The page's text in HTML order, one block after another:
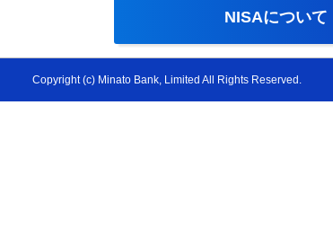
NISAについて
Copyright (c) Minato Bank, Limited All Rights Reserved.